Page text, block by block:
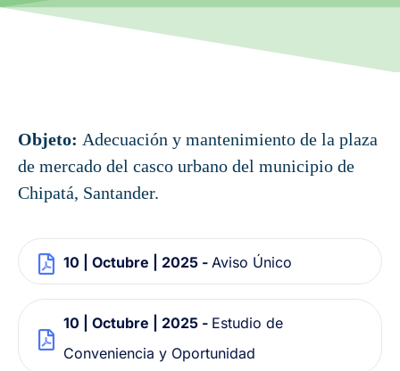
Objeto: Adecuación y mantenimiento de la plaza
de mercado del casco urbano del municipio de
Chipatá, Santander.
10 | Octubre | 2025 - Aviso Único
10 | Octubre | 2025 - Estudio de
Conveniencia y Oportunidad